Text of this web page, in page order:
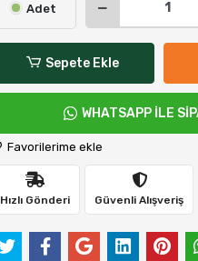
Adet
Sepete Ekle
WHATSAPP İLE
Favorilerime ekle
Hızlı Gönderi Güvenli Alışveriş